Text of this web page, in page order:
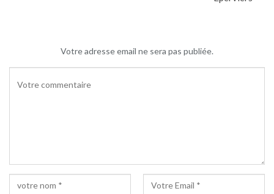
Votre adresse email ne sera pas publiée.